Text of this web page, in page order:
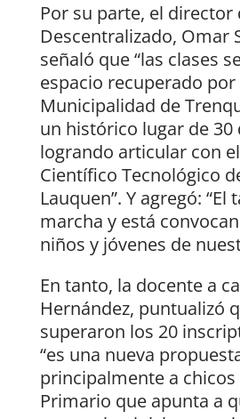
Por su parte, el director
Descentralizado, Omar
señaló que “las clases
espacio recuperado por
Municipalidad de
un histórico lugar de 30
logrando articular con
Científico Tecnológico
Lauquen”. Y agregó: “El
marcha y está
niños y jóvenes de
En tanto, la docente a
Hernández, puntualizó
superaron los 20
“es una nueva
principalmente a chicos
Primario que apunta a